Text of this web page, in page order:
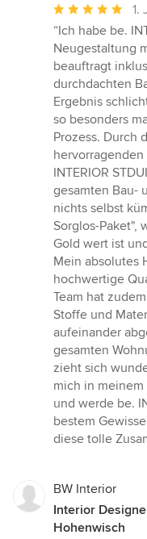
Bewertung:
5
von
5
Sternen
1.
“Ich habe be.
Neugestaltung
beauftragt
durchdachten
Ergebnis
so besonders
Prozess. Durch
INTERIOR
gesamten Bau-
nichts selbst
Sorglos-Paket",
Gold wert ist
Mein absolutes
hochwertige
Team hat
Stoffe und
aufeinander
gesamten
zieht sich
mich in
und werde be.
bestem
diese tolle
BW Interior
Interior
Hohenwisch